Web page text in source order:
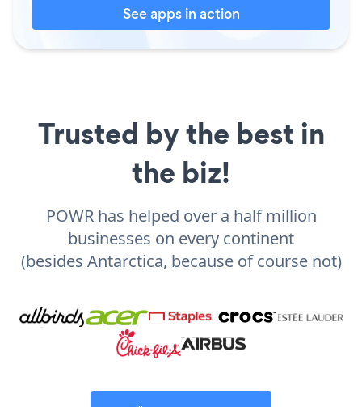
See apps in action
Trusted by the best in
the biz!
POWR has helped over a half million
businesses on every continent
(besides Antarctica, because of course not)